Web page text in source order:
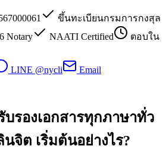
ขึ้นทะเบียนกรมการกงสุล
Notary
NAATI Certified
ตอบใน
LINE @nycli
Email
รองเอกสารทุกภาษาทั่ว
จิต เริ่มต้นอย่างไร?